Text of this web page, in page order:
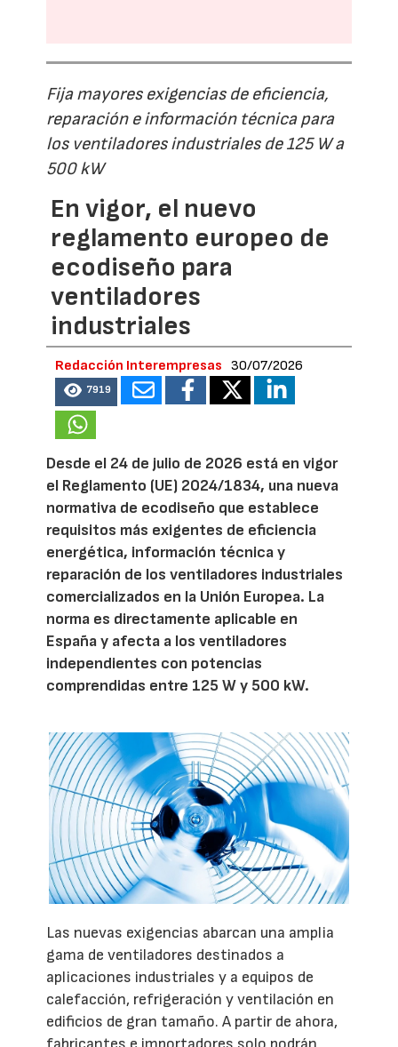
Fija mayores exigencias de eficiencia,
reparación e información técnica para
los ventiladores industriales de 125 W a
500 kW
En vigor, el nuevo
reglamento europeo de
ecodiseño para
ventiladores
industriales
Redacción Interempresas 30/07/2026
7919
Desde el 24 de julio de 2026 está en vigor
el Reglamento (UE) 2024/1834, una nueva
normativa de ecodiseño que establece
requisitos más exigentes de eficiencia
energética, información técnica y
reparación de los ventiladores industriales
comercializados en la Unión Europea. La
norma es directamente aplicable en
España y afecta a los ventiladores
independientes con potencias
comprendidas entre 125 W y 500 kW.
Las nuevas exigencias abarcan una amplia
gama de ventiladores destinados a
aplicaciones industriales y a equipos de
calefacción, refrigeración y ventilación en
edificios de gran tamaño. A partir de ahora,